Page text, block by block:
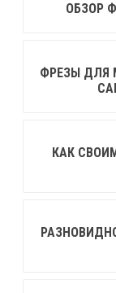
ОБЗОР
ФРЕЗЫ ДЛЯ
КАК